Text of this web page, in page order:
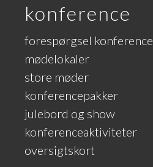
konference
forespørgsel konference
mødelokaler
store møder
konferencepakker
julebord og show
konferenceaktiviteter
oversigtskort